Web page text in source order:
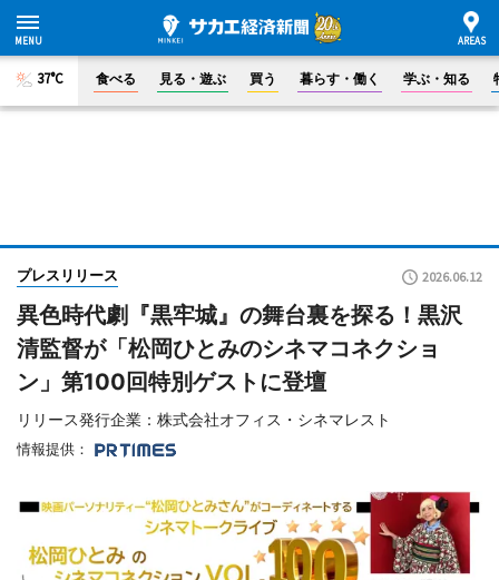
37°C 食べる 見る・遊ぶ 買う 暮らす・働く 学ぶ・知る
プレスリリース 2026.06.12
異色時代劇『黒牢城』の舞台裏を探る！黒沢
清監督が「松岡ひとみのシネマコネクショ
ン」第100回特別ゲストに登壇
リリース発行企業：株式会社オフィス・シネマレスト
情報提供：